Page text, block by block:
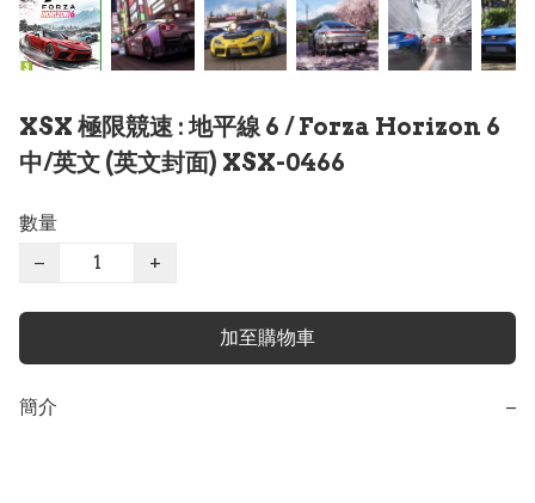
XSX 極限競速 : 地平線 6 / Forza Horizon 6
中/英文 (英文封面) XSX-0466
數量
−
+
加至購物車
簡介 −